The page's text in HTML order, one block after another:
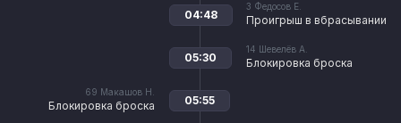
3 Федосов Е.
Проигрыш в вбрасывании
04:48
14 Шевелёв А.
Блокировка броска
05:30
69 Макашов Н.
Блокировка броска 05:55